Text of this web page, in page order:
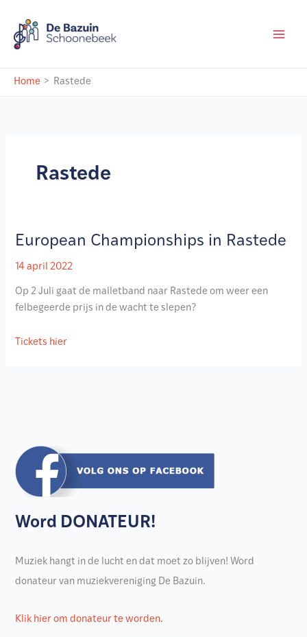
naar
Home Rastede
Rastede
European Championships in Rastede
14 april 2022
Op 2 Juli gaat de malletband naar Rastede om weer een
felbegeerde prijs in de wacht te slepen?
Tickets hier
Word DONATEUR!
Muziek hangt in de lucht en dat moet zo blijven! Word
donateur van muziekvereniging De Bazuin.
Klik hier om donateur te worden.